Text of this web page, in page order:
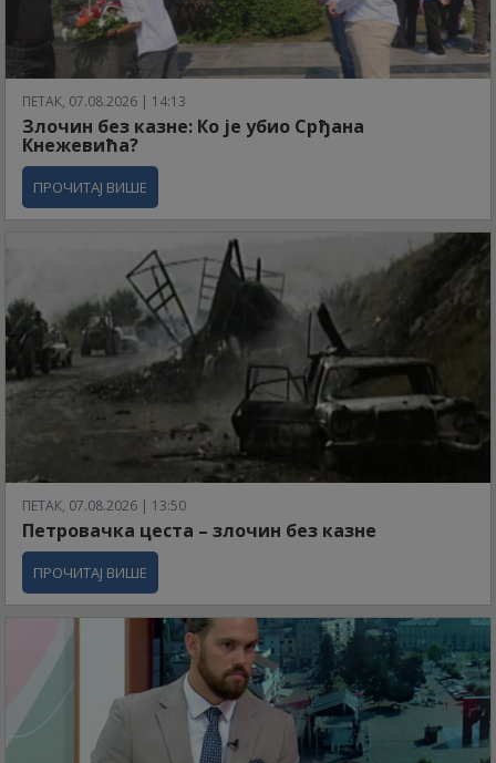
ПЕТАК, 07.08.2026 | 14:13
Злочин без казне: Ко је убио Срђана
Кнежевића?
ПРОЧИТАЈ ВИШЕ
ПЕТАК, 07.08.2026 | 13:50
Петровачка цеста – злочин без казне
ПРОЧИТАЈ ВИШЕ